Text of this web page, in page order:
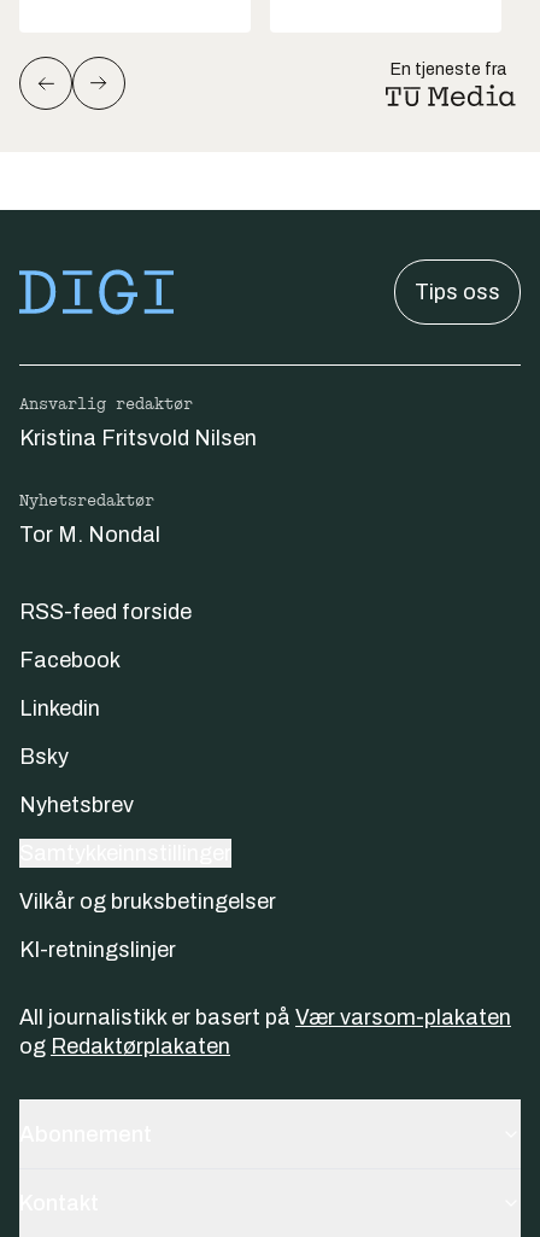
En tjeneste fra
Tips oss
Ansvarlig redaktør
Kristina Fritsvold Nilsen
Nyhetsredaktør
Tor M. Nondal
RSS-feed forside
Facebook
Linkedin
Bsky
Nyhetsbrev
Vilkår og bruksbetingelser
KI-retningslinjer
All journalistikk er basert på Vær varsom-plakaten
og Redaktørplakaten